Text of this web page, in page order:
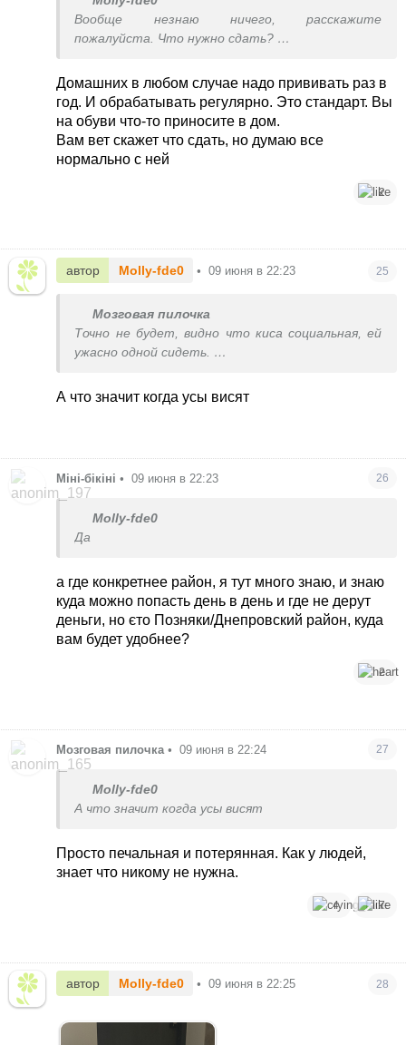
Вообще незнаю ничего, расскажите
пожалуйста. Что нужно сдать?
У меня кот не привит , он домашний никуда не
выходит
Домашних в любом случае надо прививать раз в
год. И обрабатывать регулярно. Это стандарт. Вы
на обуви что-то приносите в дом.
Вам вет скажет что сдать, но думаю все
нормально с ней
2
автор Molly-fde0 • 09 июня в 22:23 25
Мозговая пилочка
Точно не будет, видно что киса социальная, ей
ужасно одной сидеть.
усы висят, ничего уже не ждет от жизни. Через
А что значит когда усы висят
Міні-бікіні • 09 июня в 22:23 26
Molly-fde0
Да
а где конкретнее район, я тут много знаю, и знаю
куда можно попасть день в день и где не дерут
деньги, но єто Позняки/Днепровский район, куда
вам будет удобнее?
2
Мозговая пилочка • 09 июня в 22:24 27
Molly-fde0
А что значит когда усы висят
Просто печальная и потерянная. Как у людей,
знает что никому не нужна.
4 7
автор Molly-fde0 • 09 июня в 22:25 28